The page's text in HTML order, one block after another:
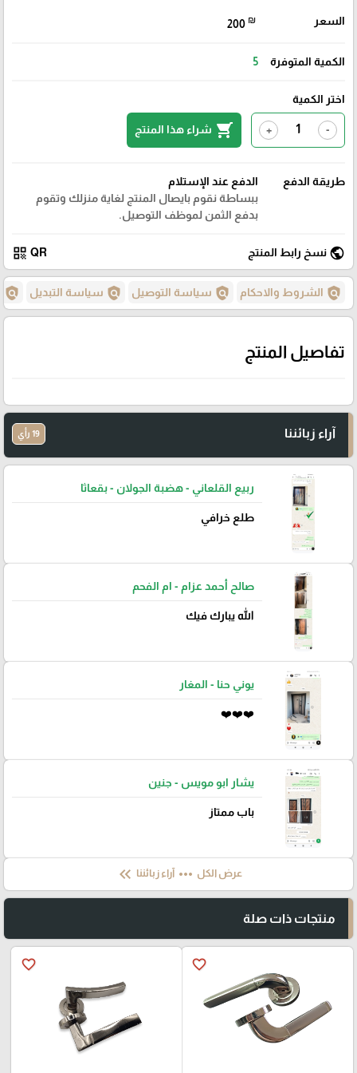
السعر 200 ₪
الكمية المتوفرة 5
اختر الكمية
-
+
shopping_cart شراء هذا المنتج
طريقة الدفع
الدفع عند الإستلام
ببساطة نقوم بايصال المنتج لغاية منزلك وتقوم
بدفع الثمن لموظف التوصيل.
public نسخ رابط المنتج QR
qr_code
policy الشروط والاحكام policy سياسة التوصيل policy سياسة التبديل policy
تفاصيل المنتج
آراء زبائننا 19 رأي
ربيع القلعاني - هضبة الجولان - بقعاثا
طلع خرافي
صالح أحمد عزام - ام الفحم
الله يبارك فيك
يوني حنا - المغار
❤️❤️❤️
يشار ابو مويس - جنين
باب ممتاز
عرض الكل more_horiz آراء زبائننا keyboard_double_arrow_left
منتجات ذات صلة
favorite_border
favorite_border